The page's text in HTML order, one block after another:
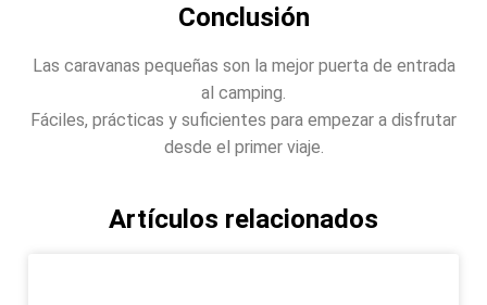
Conclusión
Las caravanas pequeñas son la mejor puerta de entrada
al camping.
Fáciles, prácticas y suficientes para empezar a disfrutar
desde el primer viaje.
Artículos relacionados